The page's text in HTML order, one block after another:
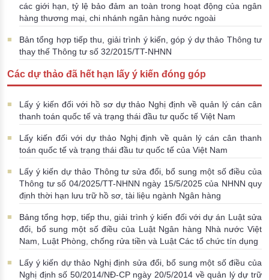
các giới hạn, tỷ lệ bảo đảm an toàn trong hoạt động của ngân
hàng thương mại, chi nhánh ngân hàng nước ngoài
Bản tổng hợp tiếp thu, giải trình ý kiến, góp ý dự thảo Thông tư
thay thế Thông tư số 32/2015/TT-NHNN
Các dự thảo đã hết hạn lấy ý kiến đóng góp
Lấy ý kiến đối với hồ sơ dự thảo Nghị định về quản lý cán cân
thanh toán quốc tế và trạng thái đầu tư quốc tế Việt Nam
Lấy kiến đối với dự thảo Nghị định về quản lý cán cân thanh
toán quốc tế và trạng thái đầu tư quốc tế của Việt Nam
Lấy ý kiến dự thảo Thông tư sửa đổi, bổ sung một số điều của
Thông tư số 04/2025/TT-NHNN ngày 15/5/2025 của NHNN quy
định thời hạn lưu trữ hồ sơ, tài liệu ngành Ngân hàng
Bảng tổng hợp, tiếp thu, giải trình ý kiến đối với dự án Luật sửa
đổi, bổ sung một số điều của Luật Ngân hàng Nhà nước Việt
Nam, Luật Phòng, chống rửa tiền và Luật Các tổ chức tín dụng
Lấy ý kiến dự thảo Nghị định sửa đổi, bổ sung một số điều của
Nghị định số 50/2014/NĐ-CP ngày 20/5/2014 về quản lý dự trữ